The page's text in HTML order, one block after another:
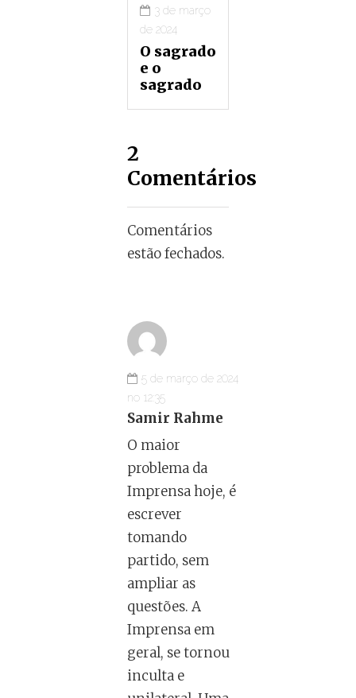
3 de março
de 2024
O sagrado
e o
sagrado
2
Comentários
Comentários
estão fechados.
5 de março de 2024
no 12:35
Samir Rahme
O maior
problema da
Imprensa hoje, é
escrever
tomando
partido, sem
ampliar as
questões. A
Imprensa em
geral, se tornou
inculta e